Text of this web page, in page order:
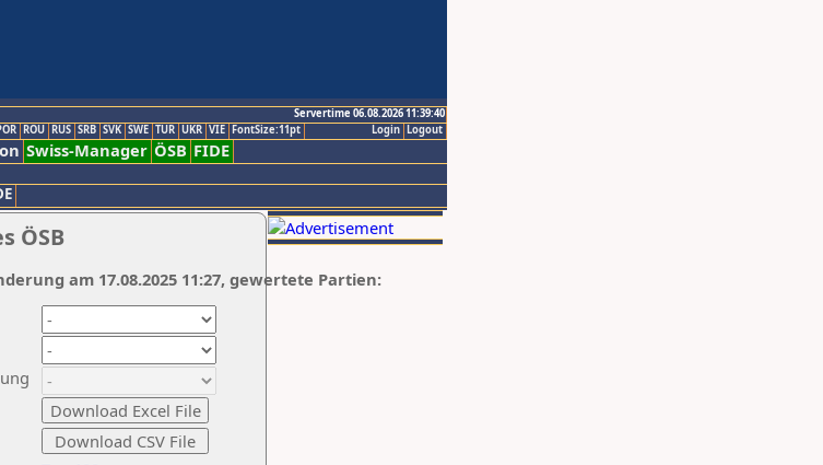
Servertime 06.08.2026 11:39:40
Logout
Login
ROU RUS SRB SVK SWE TUR UKR VIE FontSize:11pt
Swiss-Manager ÖSB FIDE
ÖSB
am 17.08.2025 11:27, gewertete Partien: